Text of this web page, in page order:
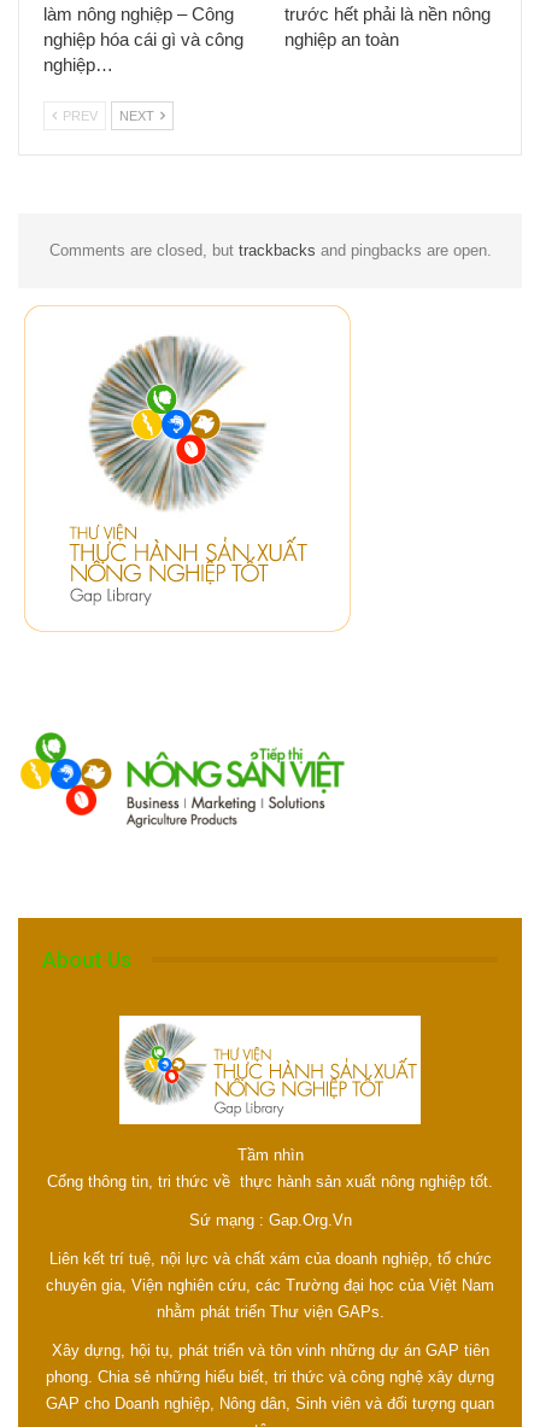
làm nông nghiệp – Công
nghiệp hóa cái gì và công
nghiệp…
trước hết phải là nền nông
nghiệp an toàn
PREV NEXT
Comments are closed, but trackbacks and pingbacks are open.
About Us
Tầm nhìn
Cổng thông tin, tri thức về thực hành sản xuất nông nghiệp tốt.
Sứ mạng : Gap.Org.Vn
Liên kết trí tuệ, nội lực và chất xám của doanh nghiệp, tổ chức
chuyên gia, Viện nghiên cứu, các Trường đại học của Việt Nam
nhằm phát triển Thư viện GAPs.
Xây dựng, hội tụ, phát triển và tôn vinh những dự án GAP tiên
phong. Chia sẻ những hiểu biết, tri thức và công nghệ xây dựng
GAP cho Doanh nghiệp, Nông dân, Sinh viên và đối tượng quan